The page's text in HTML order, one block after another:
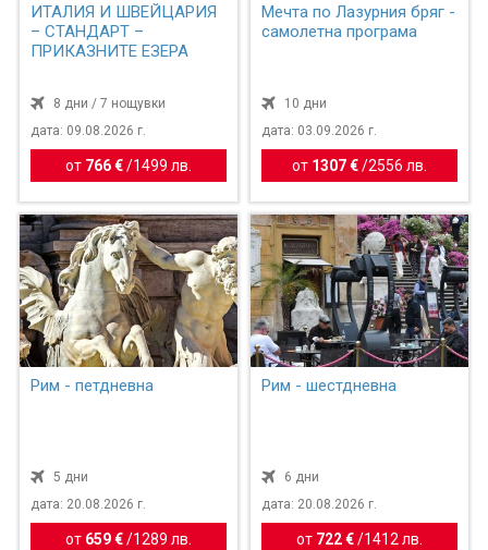
ИТАЛИЯ И ШВЕЙЦАРИЯ
– СТАНДАРТ –
ПРИКАЗНИТЕ ЕЗЕРА
8 дни / 7 нощувки
дата: 09.08.2026 г.
от 766 € / 1499 лв.
Мечта по Лазурния бряг -
самолетна програма
10 дни
дата: 03.09.2026 г.
от 1307 €/2556 лв.
Рим - петдневна
5 дни
дата: 20.08.2026 г.
от 659 € / 1289 лв.
Рим - шестдневна
6 дни
дата: 20.08.2026 г.
от 722 €/ 1412 лв.